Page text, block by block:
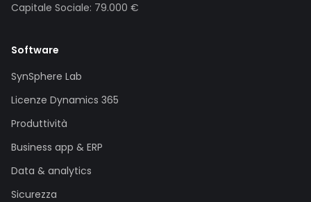
Capitale Sociale: 79.000 €
Software
SynSphere Lab
Licenze Dynamics 365
Produttività
Business app & ERP
Data & analytics
Sicurezza